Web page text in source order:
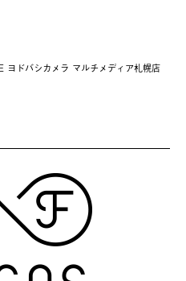
ヨドバシカメラ マルチメディア札幌店